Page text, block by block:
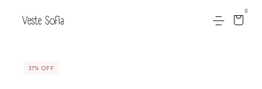
0
37% OFF